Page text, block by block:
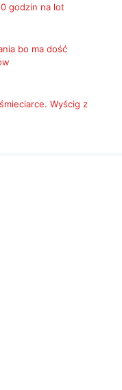
godzin na lot
bo ma dość
Wyścig z